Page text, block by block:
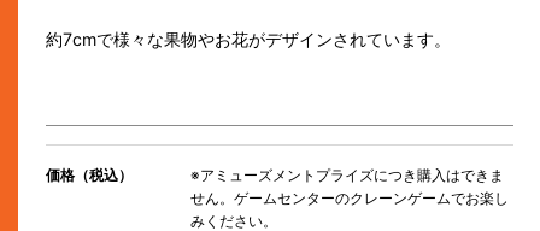
約7cmで様々な果物やお花がデザインされています。
価格（税込）
※アミューズメントプライズにつき購入はできま
せん。ゲームセンターのクレーンゲームでお楽し
みください。